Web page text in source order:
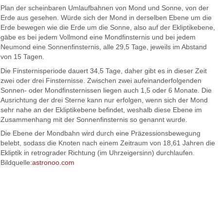
Plan der scheinbaren Umlaufbahnen von Mond und Sonne, von der
Erde aus gesehen. Würde sich der Mond in derselben Ebene um die
Erde bewegen wie die Erde um die Sonne, also auf der Ekliptikebene,
gäbe es bei jedem Vollmond eine Mondfinsternis und bei jedem
Neumond eine Sonnenfinsternis, alle 29,5 Tage, jeweils im Abstand
von 15 Tagen.
Die Finsternisperiode dauert 34,5 Tage, daher gibt es in dieser Zeit
zwei oder drei Finsternisse. Zwischen zwei aufeinanderfolgenden
Sonnen- oder Mondfinsternissen liegen auch 1,5 oder 6 Monate. Die
Ausrichtung der drei Sterne kann nur erfolgen, wenn sich der Mond
sehr nahe an der Ekliptikebene befindet, weshalb diese Ebene im
Zusammenhang mit der Sonnenfinsternis so genannt wurde.
Die Ebene der Mondbahn wird durch eine Präzessionsbewegung
belebt, sodass die Knoten nach einem Zeitraum von 18,61 Jahren die
Ekliptik in retrograder Richtung (im Uhrzeigersinn) durchlaufen.
Bildquelle:astronoo.com